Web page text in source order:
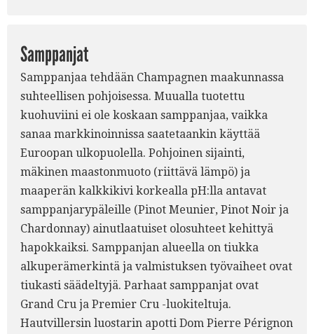
Samppanjat
Samppanjaa tehdään Champagnen maakunnassa
suhteellisen pohjoisessa. Muualla tuotettu
kuohuviini ei ole koskaan samppanjaa, vaikka
sanaa markkinoinnissa saatetaankin käyttää
Euroopan ulkopuolella. Pohjoinen sijainti,
mäkinen maastonmuoto (riittävä lämpö) ja
maaperän kalkkikivi korkealla pH:lla antavat
samppanjarypäleille (Pinot Meunier, Pinot Noir ja
Chardonnay) ainutlaatuiset olosuhteet kehittyä
hapokkaiksi. Samppanjan alueella on tiukka
alkuperämerkintä ja valmistuksen työvaiheet ovat
tiukasti säädeltyjä. Parhaat samppanjat ovat
Grand Cru ja Premier Cru -luokiteltuja.
Hautvillersin luostarin apotti Dom Pierre Pérignon